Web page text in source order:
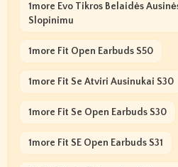
1more Evo Tikros Belaidės
Slopinimu
1more Fit Open Earbuds S50
1more Fit Se Atviri Ausinukai S30
1more Fit Se Open Earbuds S30
1more Fit SE Open Earbuds S31